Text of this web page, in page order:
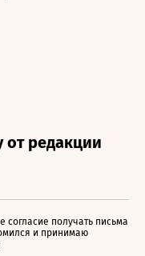
получать письма
и принимаю